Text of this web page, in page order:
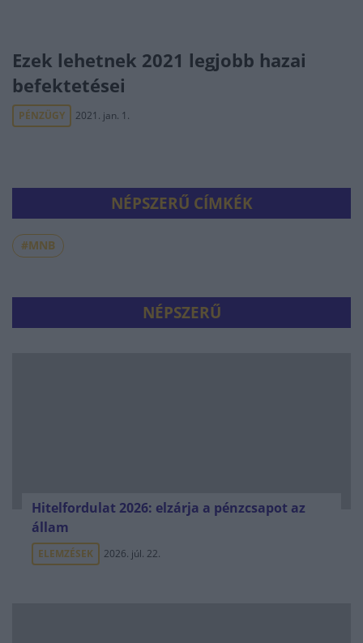
Ezek lehetnek 2021 legjobb hazai
befektetései
PÉNZÜGY 2021. jan. 1.
NÉPSZERŰ CÍMKÉK
#MNB
NÉPSZERŰ
Hitelfordulat 2026: elzárja a pénzcsapot az
állam
ELEMZÉSEK 2026. júl. 22.